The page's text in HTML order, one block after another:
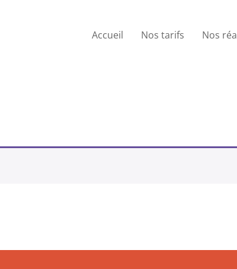
Accueil Nos tarifs Nos